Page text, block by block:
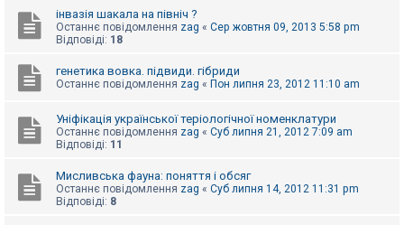
з
п
в
д
інвазія шакала на північ ?
Останнє повідомлення zag « Сер жовтня 09, 2013 5:58 pm
Відповіді: 18
генетика вовка. підвиди. гібриди
Останнє повідомлення zag « Пон липня 23, 2012 11:10 am
Уніфікація української теріологічної номенклатури
Останнє повідомлення zag « Суб липня 21, 2012 7:09 am
Відповіді: 11
Мисливська фауна: поняття і обсяг
Останнє повідомлення zag « Суб липня 14, 2012 11:31 pm
Відповіді: 8